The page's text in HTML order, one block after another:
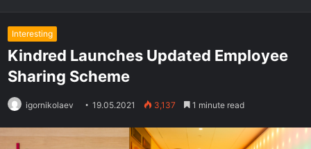
Interesting
Kindred Launches Updated Employee
Sharing Scheme
igornikolaev 19.05.2021 3,137 1 minute read